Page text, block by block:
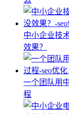
中小企业技
效果？
一个团队用
程